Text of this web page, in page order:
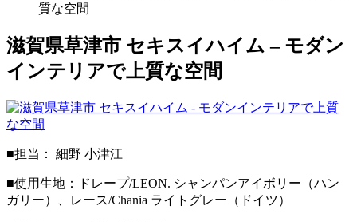
質な空間
滋賀県草津市 セキスイハイム – モダン
インテリアで上質な空間
■担当： 細野 小津江
■使用生地：
ドレープ/LEON. シャンパンアイボリー（ハン
ガリー）、レース/Chania ライトグレー（ドイツ）